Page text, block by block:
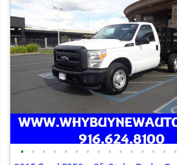
• • • • • • • • • • • • • • •